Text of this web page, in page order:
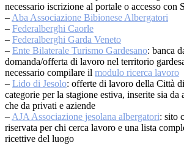
necessario iscrizione al portale o accesso con
– Aba Associazione Bibionese Albergatori
– Federalberghi Caorle
– Federalberghi Garda Veneto
– Ente Bilaterale Turismo Gardesano: banca
domanda/offerta di lavoro nel territorio
necessario compilare il modulo ricerca lavoro
– Lido di Jesolo: offerte di lavoro della Città
categorie per la stagione estiva, inserite sia
che da privati e aziende
– AJA Associazione jesolana albergatori: sito
riservata per chi cerca lavoro e una lista
ricettive del luogo